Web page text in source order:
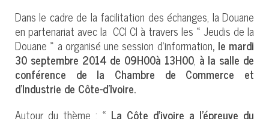
Dans le cadre de la facilitation des échanges, la Douane
en partenariat avec la CCI CI à travers les « Jeudis de la
Douane » a organisé une session d’information, le mardi
30 septembre 2014 de 09H00à 13H00, à la salle de
conférence de la Chambre de Commerce et
d’Industrie de Côte-d’Ivoire.
Autour du thème : « La Côte d’ivoire a l’épreuve du